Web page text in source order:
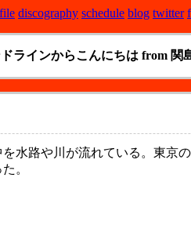
discography schedule blog twitter
ラインからこんにちは from 関
水路や川が流れている。東京
。